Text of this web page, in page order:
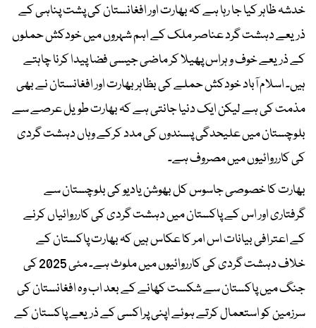
خدشہ ظاہر کیا جا رہا ہے کہ بھارت اور افغانستان کی پشت پناہی کے
ذریعے دہشت گرد عناصر ملک کے اہم شہروں میں خودکش حملوں
کے ذریعے خوف و ہراس پھیلا کر ماضی جیسی فضا پیدا کرنا چاہتے
ہیں۔ اسلام آباد خودکش حملے کی بظاہر بھارت اور افغانستان نے بھی
مذمت کی ہے لیکن ایک دنیا جانتی ہے کہ بھارت طویل عرصے سے
بلوچستان میں علیحدگی پسندوں کی مدد کرکے وہاں دہشت گردی
کی کارروائیوں میں مصروف ہے۔
بھارت کا خصوصی جاسوس کل بھوشن یادیو کی بلوچستان سے
گرفتاری اور اس کے پاکستان میں دہشت گردی کی کارروائیاں کرنے
کے اعترافی بیانات اس امر کا عکاس ہیں کہ بھارت پاکستان کے
خلاف دہشت گردی کی کارروائیوں میں ملوث ہے۔ مئی 2025 کی
جنگ میں پاکستان سے شکست کھانے کے بعد اب وہ افغانستان کی
سرزمین کو استعمال کرتے ہوئے اپنی پراکسی کے ذریعے پاکستان کے